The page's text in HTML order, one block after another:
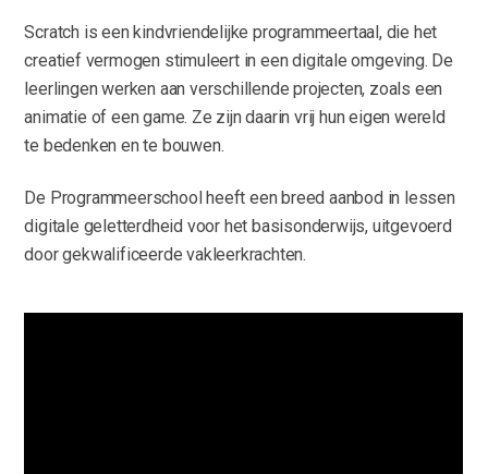
Scratch is een kindvriendelijke programmeertaal, die het
creatief vermogen stimuleert in een digitale omgeving. De
leerlingen werken aan verschillende projecten, zoals een
animatie of een game. Ze zijn daarin vrij hun eigen wereld
te bedenken en te bouwen.
De Programmeerschool heeft een breed aanbod in lessen
digitale geletterdheid voor het basisonderwijs, uitgevoerd
door gekwalificeerde vakleerkrachten.